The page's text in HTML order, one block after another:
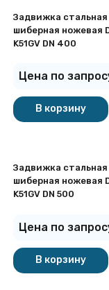
Задвижка стальная
шиберная ножевая
K51GV DN 400
Цена по
В корзину
Задвижка стальная
шиберная ножевая
K51GV DN 500
Цена по
В корзину